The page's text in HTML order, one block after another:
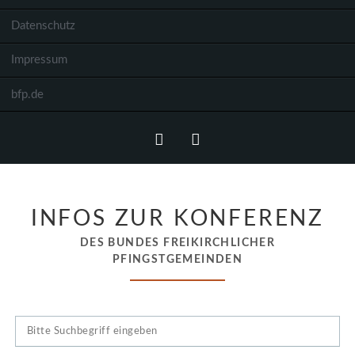
Datenschutz
Impressum
bfp.de
INFOS ZUR KONFERENZ
DES BUNDES FREIKIRCHLICHER
PFINGSTGEMEINDEN